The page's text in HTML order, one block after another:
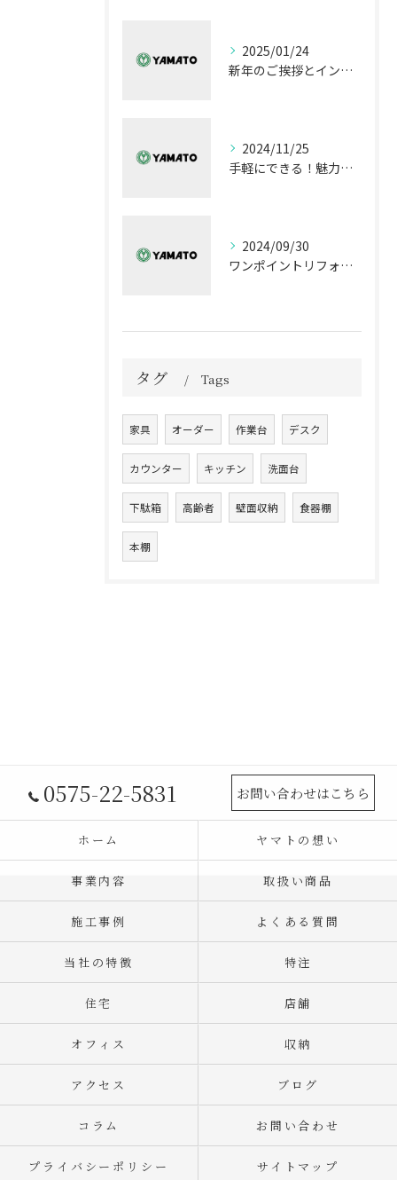
2025/01/24
新年のご挨拶とインテリアデザインの魅力
2024/11/25
手軽にできる！魅力的なキッチンリメイクアイデア〜安価で変身〜
2024/09/30
ワンポイントリフォームで変える部屋の魅力
タグ Tags
家具 オーダー 作業台 デスク
カウンター キッチン 洗面台
下駄箱 高齢者 壁面収納 食器棚
本棚
0575-22-5831 お問い合わせはこちら
ホーム ヤマトの想い
事業内容 取扱い商品
施工事例 よくある質問
当社の特徴 特注
住宅 店舗
オフィス 収納
アクセス ブログ
コラム お問い合わせ
プライバシーポリシー サイトマップ